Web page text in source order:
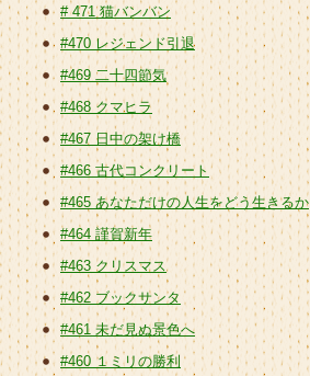
# 471 猫バンバン
#470 レジェンド引退
#469 二十四節気
#468 クマヒラ
#467 日中の架け橋
#466 古代コンクリート
#465 あなただけの人生をどう生きるか
#464 謹賀新年
#463 クリスマス
#462 ブックサンタ
#461 未だ見ぬ景色へ
#460 １ミリの勝利